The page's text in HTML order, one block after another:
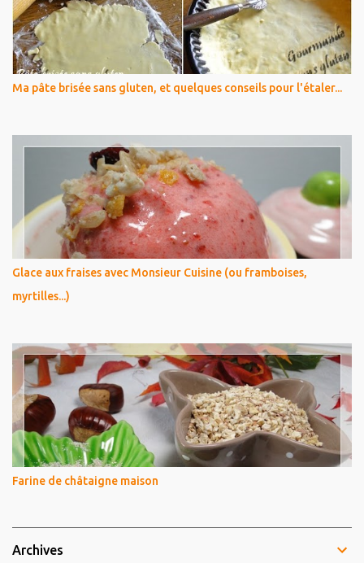
Ma pâte brisée sans gluten, et quelques conseils pour l'étaler...
Glace aux fraises avec Monsieur Cuisine (ou framboises,
myrtilles...)
Farine de châtaigne maison
Archives